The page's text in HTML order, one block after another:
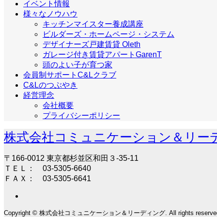
イベント情報
様々なノウハウ
キッチンマイスター養成講座
ビルダーズ・ホームページ・システム
デザイナーズ戸建賃貸 Oleth
ガレージ付き賃貸アパートGarenT
頭のよい子が育つ家
会員制サポートC&Lクラブ
C&Lのつぶやき
経営理念
会社概要
プライバシーポリシー
株式会社コミュニケーション＆リー
〒166-0012 東京都杉並区和田３-35-11
ＴＥＬ： 03-5305-6640
ＦＡＸ： 03-5305-6641
Copyright © 株式会社コミュニケーション＆リーディング. All rights